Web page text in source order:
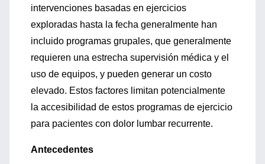
intervenciones basadas en ejercicios
exploradas hasta la fecha generalmente han
incluido programas grupales, que generalmente
requieren una estrecha supervisión médica y el
uso de equipos, y pueden generar un costo
elevado. Estos factores limitan potencialmente
la accesibilidad de estos programas de ejercicio
para pacientes con dolor lumbar recurrente.
Antecedentes